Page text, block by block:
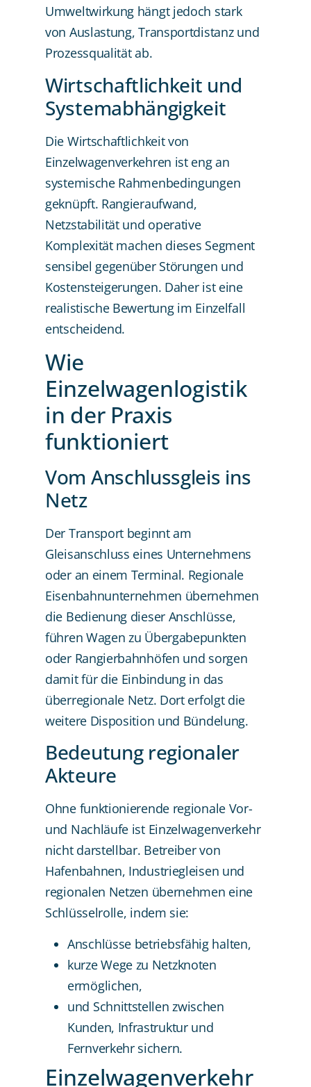
Umweltwirkung hängt jedoch stark
von Auslastung, Transportdistanz und
Prozessqualität ab.
Wirtschaftlichkeit und
Systemabhängigkeit
Die Wirtschaftlichkeit von
Einzelwagenverkehren ist eng an
systemische Rahmenbedingungen
geknüpft. Rangieraufwand,
Netzstabilität und operative
Komplexität machen dieses Segment
sensibel gegenüber Störungen und
Kostensteigerungen. Daher ist eine
realistische Bewertung im Einzelfall
entscheidend.
Wie
Einzelwagenlogistik
in der Praxis
funktioniert
Vom Anschlussgleis ins
Netz
Der Transport beginnt am
Gleisanschluss eines Unternehmens
oder an einem Terminal. Regionale
Eisenbahnunternehmen übernehmen
die Bedienung dieser Anschlüsse,
führen Wagen zu Übergabepunkten
oder Rangierbahnhöfen und sorgen
damit für die Einbindung in das
überregionale Netz. Dort erfolgt die
weitere Disposition und Bündelung.
Bedeutung regionaler
Akteure
Ohne funktionierende regionale Vor-
und Nachläufe ist Einzelwagenverkehr
nicht darstellbar. Betreiber von
Hafenbahnen, Industriegleisen und
regionalen Netzen übernehmen eine
Schlüsselrolle, indem sie:
Anschlüsse betriebsfähig halten,
kurze Wege zu Netzknoten
ermöglichen,
und Schnittstellen zwischen
Kunden, Infrastruktur und
Fernverkehr sichern.
Einzelwagenverkehr